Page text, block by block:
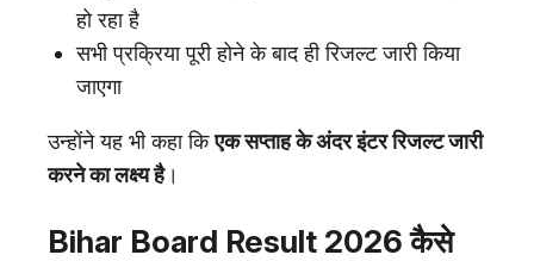
हो रहा है
सभी प्रक्रिया पूरी होने के बाद ही रिजल्ट जारी किया
जाएगा
उन्होंने यह भी कहा किएक सप्ताह के अंदर इंटर रिजल्ट जारी
करने का लक्ष्य है।
Bihar Board Result 2026 कैसे